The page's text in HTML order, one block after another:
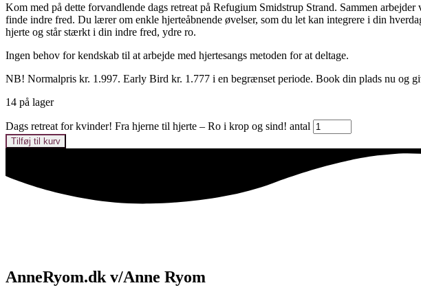
Kom med på dette forvandlende dags retreat på Refugium Smidstrup Strand. Sammen
finde indre fred. Du lærer om enkle hjerteåbnende øvelser, som du let kan integrere i din
hjerte og står stærkt i din indre fred, ydre ro.
Ingen behov for kendskab til at arbejde med hjertesangs metoden for at deltage.
NB! Normalpris kr. 1.997. Early Bird kr. 1.777 i en begrænset periode. Book din plads nu og
14 på lager
Dags retreat for kvinder! Fra hjerne til hjerte – Ro i krop og sind! antal
Tilføj til kurv
AnneRyom.dk v/Anne Ryom